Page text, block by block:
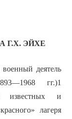
Г.Х. ЭЙХЕ
деятель
гг.)1
известных и
лагеря